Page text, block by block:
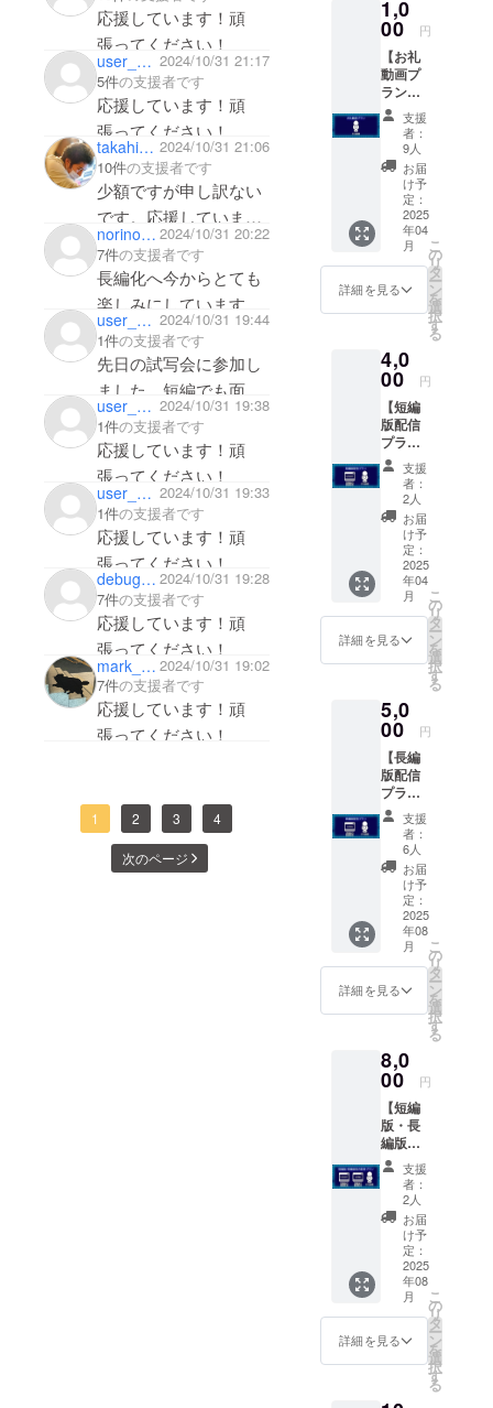
応援しています！頑
張ってください！
user_05fe14e8e684 2024/10/31 21:17
5件の支援者です
応援しています！頑
張ってください！
takahiro_fukuya 2024/10/31 21:06
10件の支援者です
少額ですが申し訳ない
です。応援していま
す！ norinori_aki_24 2024/10/31 20:22
7件の支援者です
長編化へ今からとても
楽しみにしています
user_2fcf4a1a06a4 2024/10/31 19:44
1件の支援者です
先日の試写会に参加し
ました。短編でも面白
かった作品が長編でど
う変わるのか。完成を
楽しみにしています！
user_a1a79adfa914 2024/10/31 19:38
1件の支援者です
応援しています！頑
張ってください！
user_0936118cfa64 2024/10/31 19:33
1件の支援者です
応援しています！頑
張ってください！
debugon1970 2024/10/31 19:28
7件の支援者です
応援しています！頑
張ってください！
mark_5093d7456d24 2024/10/31 19:02
7件の支援者です
応援しています！頑
張ってください！
1 2 3 4
次のページ
1,0
00 円
【お礼
動画プ
ラン】
・お礼
動画DL
配信
（期間
限定1
年、ダ
ウン
ロード
可）
支援
者：
9人
お届
け予
定：
2025
年04
月
詳細を見る
こ
の
リ
タ
ー
ン
を
選
択
す
る
4,0
00 円
【短編
版配信
プラ
ン】 ・
完成し
ている
「はな
まる劇
場のい
ちばん
長い
日」短
編版の
配信
（期間
限定申
数日後
から視
聴可
能〜今
年11月
末日ま
で・ダ
ウン
ロード
不可）
・お礼
動画DL
配信
（期間
限定1
年、ダ
ウン
支援
者：
2人
お届
け予
定：
2025
年04
月
詳細を見る
こ
の
リ
タ
ー
ン
を
選
択
す
る
5,0
00 円
【長編
版配信
プラ
ン】 ・
来年完
成予定
の「は
なまる
劇場の
いちば
ん長い
日」長
編版の
配信
（期間
限定1ヶ
度・ダ
ウン
ロード
不可）
・お礼
動画DL
配信
（期間
限定1
年、ダ
ウン
ロード
可）
支援
者：
6人
お届
け予
定：
2025
年08
月
詳細を見る
こ
の
リ
タ
ー
ン
を
選
択
す
る
8,0
00 円
【短編
版・長
編版両
方配信
プラ
ン】 ・
来年完
成予定
の「は
なまる
劇場の
いちば
ん長い
日」長
編版の
配信
支援
者：
2人
お届
け予
定：
2025
年08
月
詳細を見る
こ
の
リ
タ
ー
ン
を
選
択
す
る